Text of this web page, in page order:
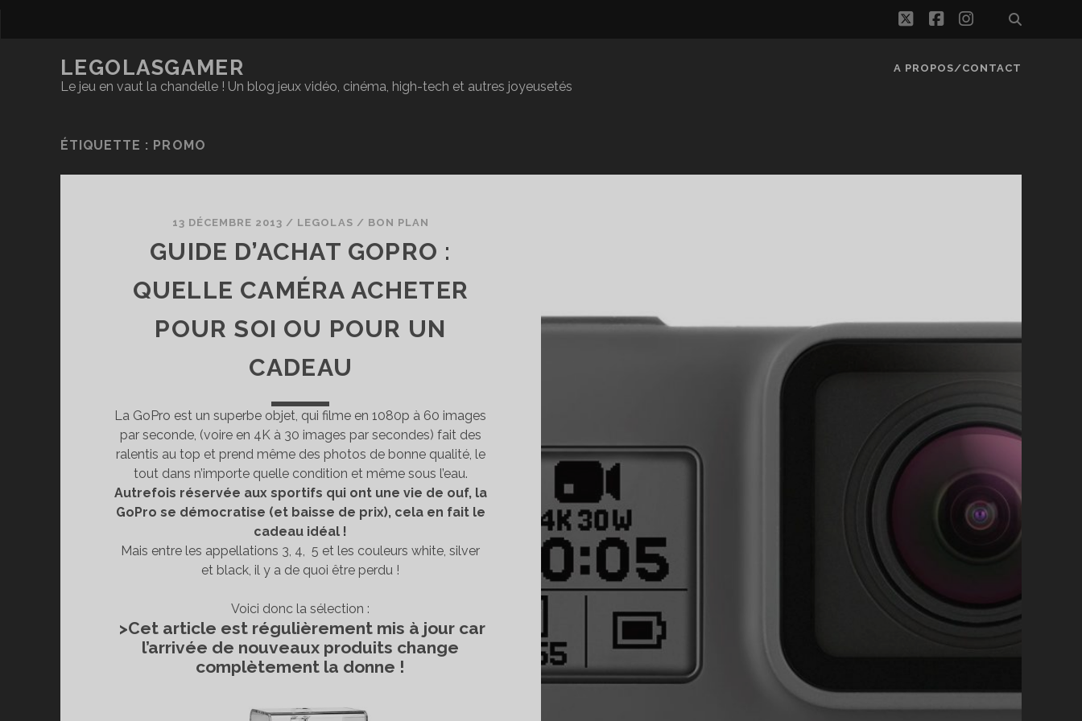
twitterfacebook
instagram
LEGOLASGAMER
Le jeu en vaut la chandelle ! Un blog jeux vidéo, cinéma, high-tech et autres joyeusetés
A PROPOS/CONTACT
ÉTIQUETTE : PROMO
13 DÉCEMBRE 2013 / LEGOLAS / BON PLAN
GUIDE D’ACHAT GOPRO :
QUELLE CAMÉRA ACHETER
POUR SOI OU POUR UN
CADEAU
La GoPro est un superbe objet, qui filme en 1080p à 60 images
par seconde, (voire en 4K à 30 images par secondes) fait des
ralentis au top et prend même des photos de bonne qualité, le
tout dans n’importe quelle condition et même sous l’eau.
Autrefois réservée aux sportifs qui ont une vie de ouf, la
GoPro se démocratise (et baisse de prix), cela en fait le
cadeau idéal !
Mais entre les appellations 3, 4, 5 et les couleurs white, silver
et black, il y a de quoi être perdu !
Voici donc la sélection :
>Cet article est régulièrement mis à jour car
l’arrivée de nouveaux produits change
complètement la donne !